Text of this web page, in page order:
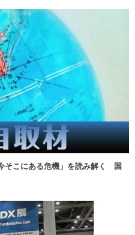
そこにある危機」を読み解く 国